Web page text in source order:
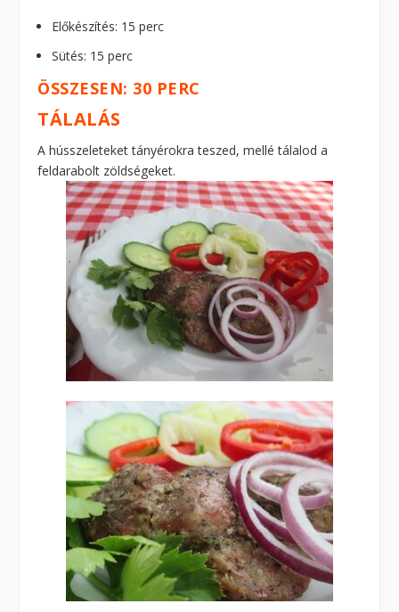
Előkészítés: 15 perc
Sütés: 15 perc
ÖSSZESEN: 30 PERC
TÁLALÁS
A hússzeleteket tányérokra teszed, mellé tálalod a
feldarabolt zöldségeket.